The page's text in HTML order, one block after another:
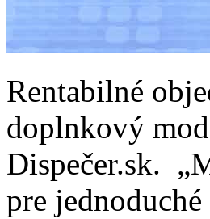
Rentabilné
doplnkový
Dispečer.sk.
pre